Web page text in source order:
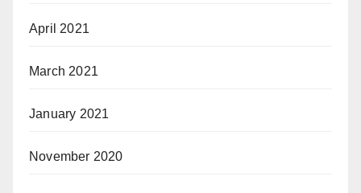
April 2021
March 2021
January 2021
November 2020